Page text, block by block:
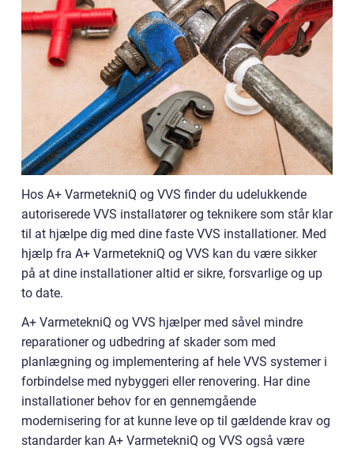
Hos A+ VarmetekniQ og VVS finder du udelukkende
autoriserede VVS installatører og teknikere som står klar
til at hjælpe dig med dine faste VVS installationer. Med
hjælp fra A+ VarmetekniQ og VVS kan du være sikker
på at dine installationer altid er sikre, forsvarlige og up
to date.
A+ VarmetekniQ og VVS hjælper med såvel mindre
reparationer og udbedring af skader som med
planlægning og implementering af hele VVS systemer i
forbindelse med nybyggeri eller renovering. Har dine
installationer behov for en gennemgående
modernisering for at kunne leve op til gældende krav og
standarder kan A+ VarmetekniQ og VVS også være